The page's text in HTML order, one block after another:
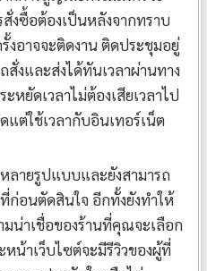
สั่งซื้อต้องเป็นหลังจากทราบ
งอาจจะติดงาน ติดประชุมอยู่
งและส่งได้ทันเวลาผ่านทาง
หยัดเวลาไม่ต้องเสียเวลาไป
ต่ใช้เวลากับอินเทอร์เน็ต
ลายรูปแบบและยังสามารถ
ก่อนตัดสินใจ อีกทั้งยังทำให้
มน่าเชื่อของร้านที่คุณจะเลือก
หน้าเว็บไซต์จะมีรีวิวของผู้ที่